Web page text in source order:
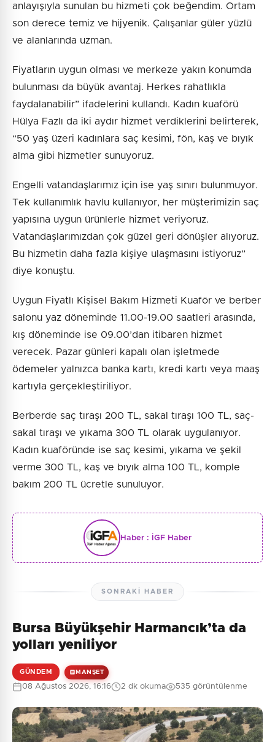
anlayışıyla sunulan bu hizmeti çok beğendim. Ortam
son derece temiz ve hijyenik. Çalışanlar güler yüzlü
ve alanlarında uzman.
Fiyatların uygun olması ve merkeze yakın konumda
bulunması da büyük avantaj. Herkes rahatlıkla
faydalanabilir” ifadelerini kullandı. Kadın kuaförü
Hülya Fazlı da iki aydır hizmet verdiklerini belirterek,
“50 yaş üzeri kadınlara saç kesimi, fön, kaş ve bıyık
alma gibi hizmetler sunuyoruz.
Engelli vatandaşlarımız için ise yaş sınırı bulunmuyor.
Tek kullanımlık havlu kullanıyor, her müşterimizin saç
yapısına uygun ürünlerle hizmet veriyoruz.
Vatandaşlarımızdan çok güzel geri dönüşler alıyoruz.
Bu hizmetin daha fazla kişiye ulaşmasını istiyoruz”
diye konuştu.
Uygun Fiyatlı Kişisel Bakım Hizmeti Kuaför ve berber
salonu yaz döneminde 11.00-19.00 saatleri arasında,
kış döneminde ise 09.00’dan itibaren hizmet
verecek. Pazar günleri kapalı olan işletmede
ödemeler yalnızca banka kartı, kredi kartı veya maaş
kartıyla gerçekleştiriliyor.
Berberde saç tıraşı 200 TL, sakal tıraşı 100 TL, saç-
sakal tıraşı ve yıkama 300 TL olarak uygulanıyor.
Kadın kuaföründe ise saç kesimi, yıkama ve şekil
verme 300 TL, kaş ve bıyık alma 100 TL, komple
bakım 200 TL ücretle sunuluyor.
Haber : İGF Haber
SONRAKI HABER
Bursa Büyükşehir Harmancık’ta da
yolları yeniliyor
GÜNDEM MANŞET
08 Ağustos 2026, 16:16 2 dk okuma 535 görüntülenme